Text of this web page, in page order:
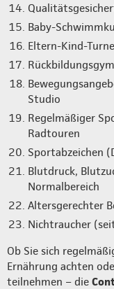
Baby-
Eltern-Kind-
Studio
Regelmäßiger
Radtouren
Sportabzeichen
Blutdruck,
Normalbereich
Altersgerechter
Nichtraucher
Ob Sie sich
Ernährung achten
teilnehmen – die